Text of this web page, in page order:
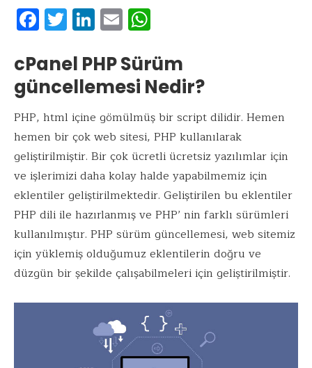
F
ac
e
b
o
o
k
T
w
it
te
r
Li
n
k
e
dI
n
E
m
ai
l
at
s
A
p
p
cPanel PHP Sürüm
güncellemesi Nedir?
PHP, html içine gömülmüş bir script dilidir. Hemen
hemen bir çok web sitesi, PHP kullanılarak
geliştirilmiştir. Bir çok ücretli ücretsiz yazılımlar için
ve işlerimizi daha kolay halde yapabilmemiz için
eklentiler geliştirilmektedir. Geliştirilen bu eklentiler
PHP dili ile hazırlanmış ve PHP’ nin farklı sürümleri
kullanılmıştır. PHP sürüm güncellemesi, web sitemiz
için yüklemiş olduğumuz eklentilerin doğru ve
düzgün bir şekilde çalışabilmeleri için geliştirilmiştir.